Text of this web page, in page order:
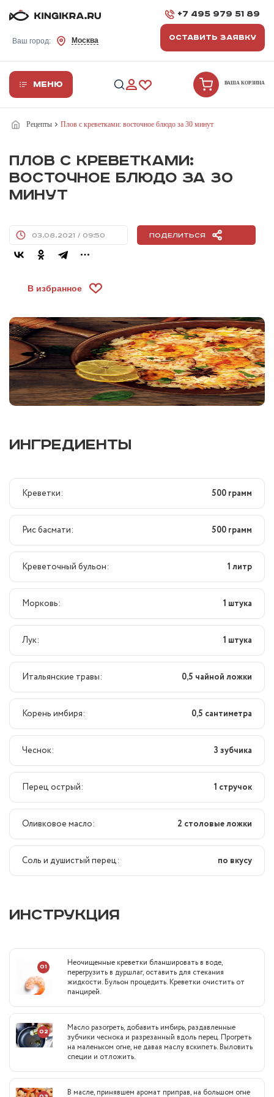
Ваш город: Москва
+7 495 979 51 89
ОСТАВИТЬ ЗАЯВКУ
Меню ВАША КОРЗИНА
Рецепты Плов с креветками: восточное блюдо за 30 минут
ПЛОВ С КРЕВЕТКАМИ:
ВОСТОЧНОЕ БЛЮДО ЗА 30
МИНУТ
03.08.2021 / 09:50 Поделиться
В избранное
ИНГРЕДИЕНТЫ
Креветки: 500 грамм
Рис басмати: 500 грамм
Креветочный бульон: 1 литр
Морковь: 1 штука
Лук: 1 штука
Итальянские травы: 0,5 чайной ложки
Корень имбиря: 0,5 сантиметра
Чеснок: 3 зубчика
Перец острый: 1 стручок
Оливковое масло: 2 столовые ложки
Соль и душистый перец: по вкусу
ИНСТРУКЦИЯ
01
Неочищенные креветки бланшировать в воде,
перегрузить в дуршлаг, оставить для стекания
жидкости. Бульон процедить. Креветки очистить от
панцирей.
02
Масло разогреть, добавить имбирь, раздавленные
зубчики чеснока и разрезанный вдоль перец. Прогреть
на маленьком огне, не давая маслу вскипеть. Выловить
специи и отложить.
В масле, принявшем аромат приправ, на большом огне